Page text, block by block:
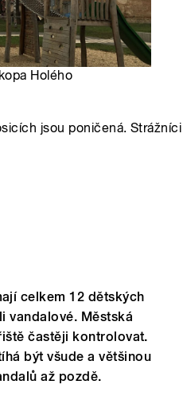
Holého
jsou poničená. Strážníci
celkem 12 dětských
vandalové. Městská
častěji kontrolovat.
být všude a většinou
až pozdě.